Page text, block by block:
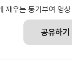
깨우는 동기부여 영
공유하기